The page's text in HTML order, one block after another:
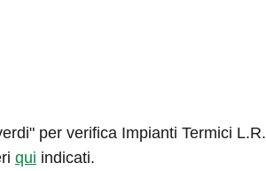
per verifica Impianti Termici L.R.
qui indicati.